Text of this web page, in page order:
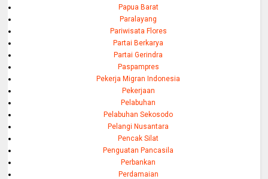
Papua Barat
Paralayang
Pariwisata Flores
Partai Berkarya
Partai Gerindra
Paspampres
Pekerja Migran Indonesia
Pekerjaan
Pelabuhan
Pelabuhan Sekosodo
Pelangi Nusantara
Pencak Silat
Penguatan Pancasila
Perbankan
Perdamaian